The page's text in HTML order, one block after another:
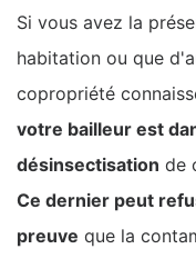
Si vous avez la
habitation ou que
copropriété
votre bailleur est
désinsectisation de
Ce dernier peut
preuve que la